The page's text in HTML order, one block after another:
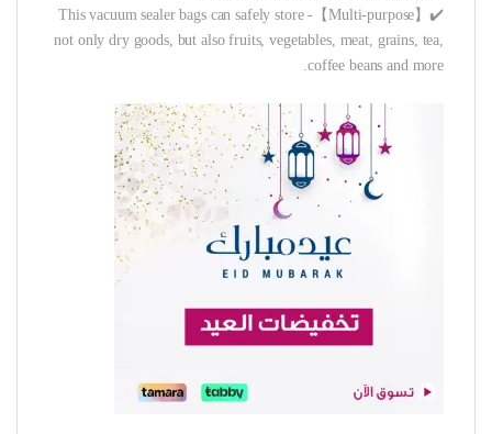
✔️【Multi-purpose】- This vacuum sealer bags can safely store
not only dry goods, but also fruits, vegetables, meat, grains, tea,
coffee beans and more.